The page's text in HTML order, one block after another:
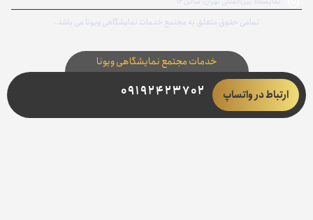
تمامی حقوق متعلق به مجتمع خدمات نمایشگاهی ویونا می باشد.
خدمات مجتمع نمایشگاهی ویونا
ارتباط در واتساپ 09192423702